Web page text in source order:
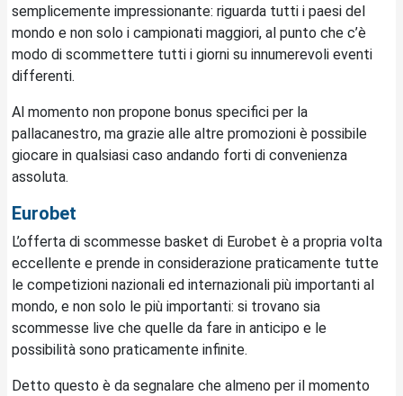
semplicemente impressionante: riguarda tutti i paesi del
mondo e non solo i campionati maggiori, al punto che c’è
modo di scommettere tutti i giorni su innumerevoli eventi
differenti.
Al momento non propone bonus specifici per la
pallacanestro, ma grazie alle altre promozioni è possibile
giocare in qualsiasi caso andando forti di convenienza
assoluta.
Eurobet
L’offerta di scommesse basket di Eurobet è a propria volta
eccellente e prende in considerazione praticamente tutte
le competizioni nazionali ed internazionali più importanti al
mondo, e non solo le più importanti: si trovano sia
scommesse live che quelle da fare in anticipo e le
possibilità sono praticamente infinite.
Detto questo è da segnalare che almeno per il momento